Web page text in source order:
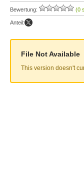
Bewertung: (0
Anteil:
File Not Available
This version doesn't